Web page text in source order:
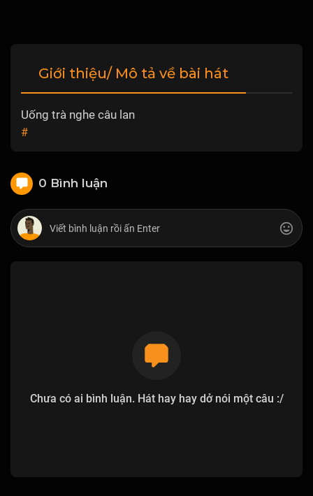
Giới thiệu/ Mô tả về bài hát
Uống trà nghe câu lan
#
0 Bình luận
Chưa có ai bình luận. Hát hay hay dở nói một câu :/